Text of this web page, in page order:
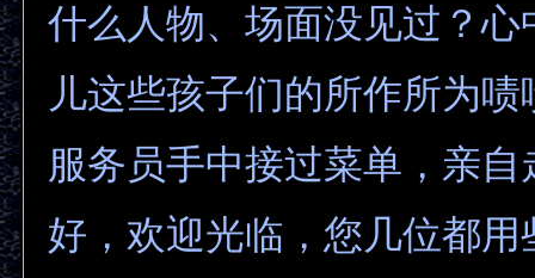
什么人物、场面没见过？心
儿这些孩子们的所作所为
服务员手中接过菜单，亲自
好，欢迎光临，您几位都用